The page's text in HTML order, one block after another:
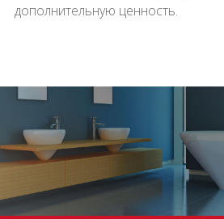
дополнительную ценность.